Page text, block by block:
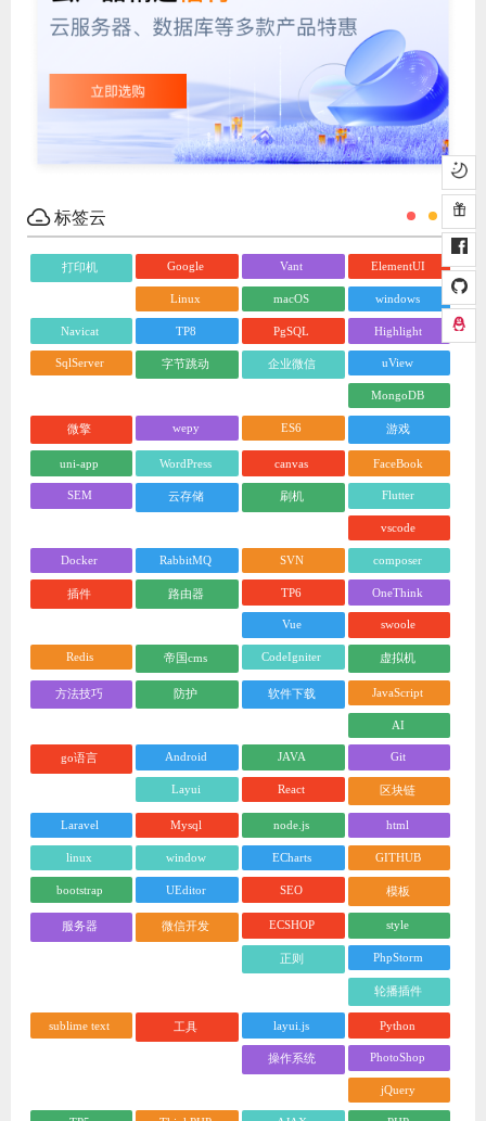
标签云
打印机 Google Vant ElementUI
Linux macOS windows
Navicat TP8 PgSQL Highlight
SqlServer 字节跳动 企业微信 uView
MongoDB
微擎 wepy ES6 游戏
uni-app WordPress canvas FaceBook
SEM 云存储 刷机 Flutter
vscode
Docker RabbitMQ SVN composer
插件 路由器 TP6 OneThink
Vue swoole
Redis 帝国cms CodeIgniter 虚拟机
方法技巧 防护 软件下载 JavaScript
AI
go语言 Android JAVA Git
Layui React 区块链
Laravel Mysql node.js html
linux window ECharts GITHUB
bootstrap UEditor SEO 模板
服务器 微信开发 ECSHOP style
正则 PhpStorm
轮播插件
sublime text 工具 layui.js Python
操作系统 PhotoShop
jQuery